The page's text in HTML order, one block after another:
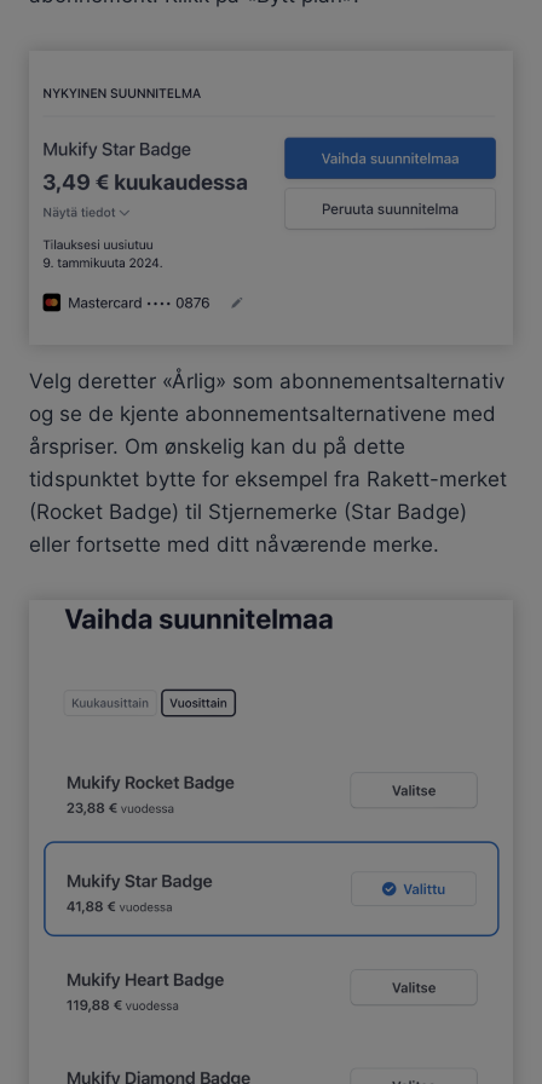
Velg deretter «Årlig» som abonnementsalternativ
og se de kjente abonnementsalternativene med
årspriser. Om ønskelig kan du på dette
tidspunktet bytte for eksempel fra Rakett-merket
(Rocket Badge) til Stjernemerke (Star Badge)
eller fortsette med ditt nåværende merke.